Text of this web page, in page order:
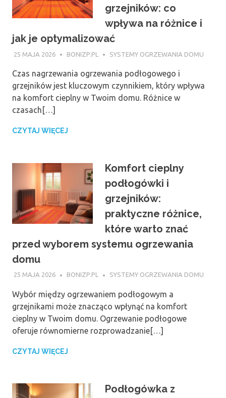
grzejników: co
wpływa na różnice i
jak je optymalizować
25 MAJA 2026 BONIZP.PL SYSTEMY OGRZEWANIA DOMU
Czas nagrzewania ogrzewania podłogowego i
grzejników jest kluczowym czynnikiem, który wpływa
na komfort cieplny w Twoim domu. Różnice w
czasach[…]
CZYTAJ WIĘCEJ
Komfort cieplny
podłogówki i
grzejników:
praktyczne różnice,
które warto znać
przed wyborem systemu ogrzewania
domu
25 MAJA 2026 BONIZP.PL SYSTEMY OGRZEWANIA DOMU
Wybór między ogrzewaniem podłogowym a
grzejnikami może znacząco wpłynąć na komfort
cieplny w Twoim domu. Ogrzewanie podłogowe
oferuje równomierne rozprowadzanie[…]
CZYTAJ WIĘCEJ
Podłogówka z